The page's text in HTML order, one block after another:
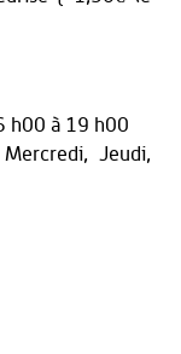
h00 à 19 h00
Jeudi,